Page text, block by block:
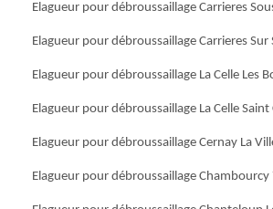
Elagueur pour débroussaillage Carrieres
Elagueur pour débroussaillage Carrieres Sur
Elagueur pour débroussaillage La Celle Les
Elagueur pour débroussaillage La Celle
Elagueur pour débroussaillage Cernay La
Elagueur pour débroussaillage